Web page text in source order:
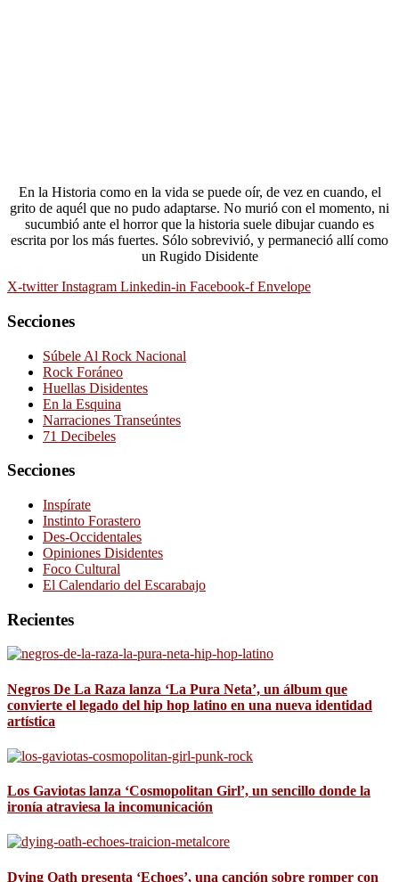
En la Historia como en la vida se puede oír, de vez en cuando, el
grito de aquél que no pudo adaptarse. No murió con el momento, ni
sucumbió ante el horror que la historia suele dibujar cuando es
escrita por los más fuertes. Sólo sobrevivió, y permaneció allí como
un Rugido Disidente
X-twitter Instagram Linkedin-in Facebook-f Envelope
Secciones
Súbele Al Rock Nacional
Rock Foráneo
Huellas Disidentes
En la Esquina
Narraciones Transeúntes
71 Decibeles
Secciones
Inspírate
Instinto Forastero
Des-Occidentales
Opiniones Disidentes
Foco Cultural
El Calendario del Escarabajo
Recientes
Negros De La Raza lanza ‘La Pura Neta’, un álbum que
convierte el legado del hip hop latino en una nueva identidad
artística
Los Gaviotas lanza ‘Cosmopolitan Girl’, un sencillo donde la
ironía atraviesa la incomunicación
Dying Oath presenta ‘Echoes’, una canción sobre romper con